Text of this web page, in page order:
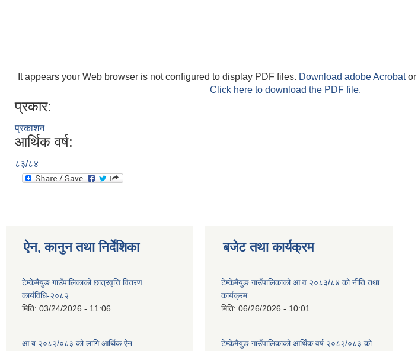
It appears your Web browser is not configured to display PDF files. Download adobe Acrobator
Click here to download the PDF file.
प्रकार:
प्रकाशन
आर्थिक वर्ष:
८३/८४
ऐन, कानुन तथा निर्देशिका
टेम्केमैयुङ गाउँपालिकाको छात्रवृत्ति वितरण
कार्यविधि-२०८२
मिति: 03/24/2026 - 11:06
आ.ब २०८२/०८३ को लागि आर्थिक ऐन
बजेट तथा कार्यक्रम
टेम्केमैयुङ गाउँपालिकाको आ.व २०८३/८४ को नीति तथा
कार्यक्रम
मिति: 06/26/2026 - 10:01
टेम्केमैयुङ गाउँपालिकाको आर्थिक वर्ष २०८२/०८३ को